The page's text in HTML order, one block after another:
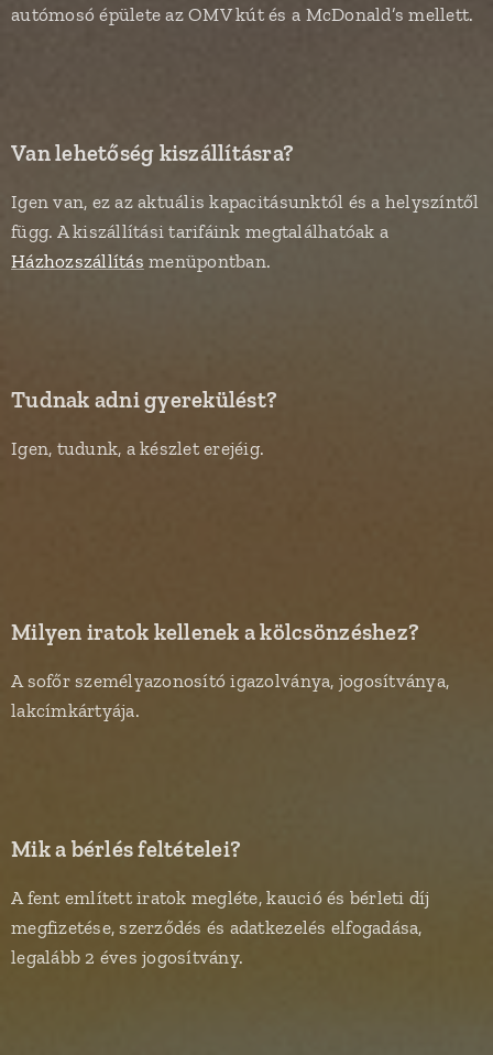
autómosó épülete az OMV kút és a McDonald’s mellett.
Van lehetőség kiszállításra?
Igen van, ez az aktuális kapacitásunktól és a helyszíntől
függ. A kiszállítási tarifáink megtalálhatóak a
Házhozszállítás menüpontban.
Tudnak adni gyerekülést?
Igen, tudunk, a készlet erejéig.
Milyen iratok kellenek a kölcsönzéshez?
A sofőr személyazonosító igazolványa, jogosítványa,
lakcímkártyája.
Mik a bérlés feltételei?
A fent említett iratok megléte, kaució és bérleti díj
megfizetése, szerződés és adatkezelés elfogadása,
legalább 2 éves jogosítvány.